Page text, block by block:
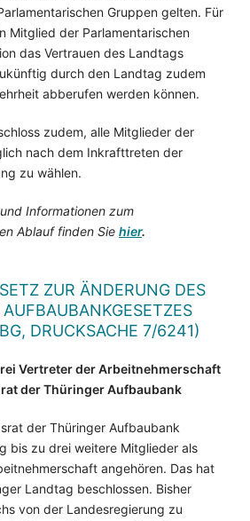
Gruppen gelten. Für
Mitglied der Parlamentarischen
das Vertrauen des Landtags
durch den Landtag zudem
abberufen werden können.
zudem, alle Mitglieder der
nach dem Inkrafttreten der
zu wählen.
Informationen zum
Ablauf finden Sie hier.
ZUR ÄNDERUNG DES
DRUCKSACHE 7/6241)
Vertreter der Arbeitnehmerschaft
der Thüringer Aufbaubank
der Thüringer Aufbaubank
bis zu drei weitere Mitglieder als
angehören. Das hat
Landtag beschlossen. Bisher
von der Landesregierung zu